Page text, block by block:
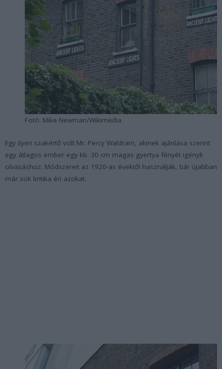
Fotó: Mike Newman/Wikimedia
Egy ilyen szakértő volt Mr. Percy Waldram, akinek ajánlása szerint
egy átlagos ember egy kb. 30 cm magas gyertya fényét igényli
olvasáshoz. Módszereit az 1920-as évektől használják, bár újabban
már sok kritika éri azokat.